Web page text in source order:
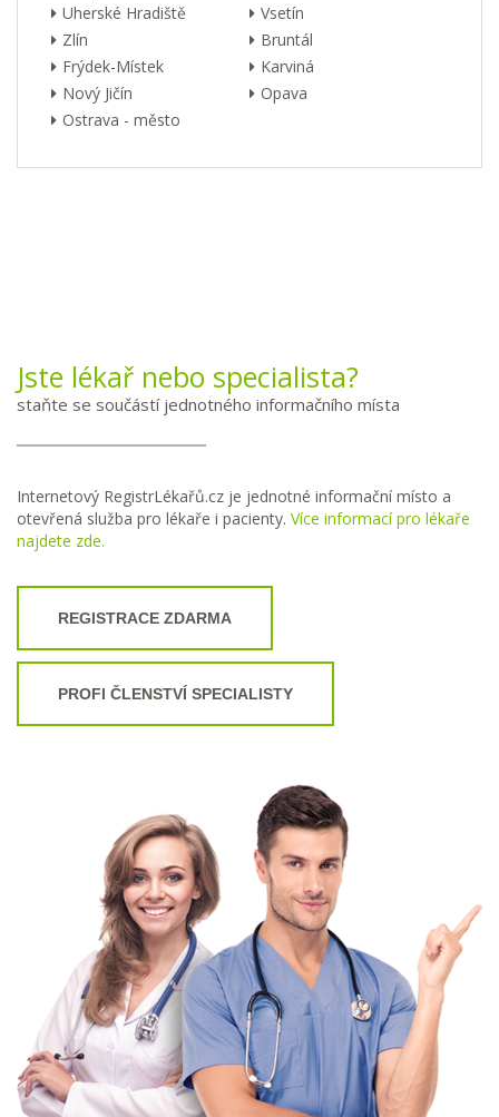
Uherské Hradiště
Vsetín
Zlín
Bruntál
Frýdek-Místek
Karviná
Nový Jičín
Opava
Ostrava - město
Jste lékař nebo specialista?
staňte se součástí jednotného informačního místa
Internetový RegistrLékařů.cz je jednotné informační místo a
otevřená služba pro lékaře i pacienty. Více informací pro lékaře
najdete zde.
REGISTRACE ZDARMA
PROFI ČLENSTVÍ SPECIALISTY